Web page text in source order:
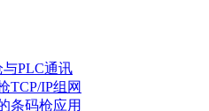
与PLC通讯
TCP/IP组网
条码枪应用